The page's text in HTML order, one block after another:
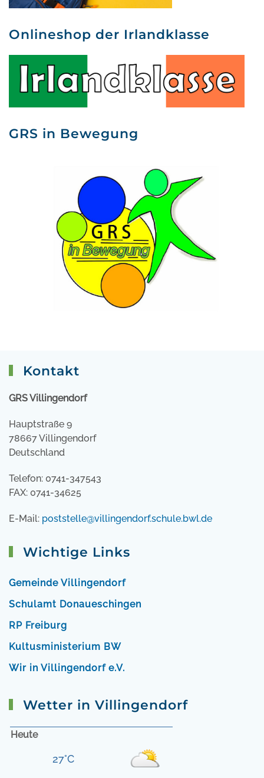
Onlineshop der Irlandklasse
GRS in Bewegung
Kontakt
GRS Villingendorf
Hauptstraße 9
78667 Villingendorf
Deutschland
Telefon: 0741-347543
FAX: 0741-34625
E-Mail: poststelle@villingendorf.schule.bwl.de
Wichtige Links
Gemeinde Villingendorf
Schulamt Donaueschingen
RP Freiburg
Kultusministerium BW
Wir in Villingendorf e.V.
Wetter in Villingendorf
Heute
27°C